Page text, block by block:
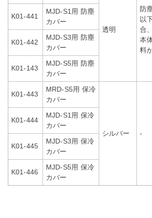
透明
防
以
合、
本
料
K01-441
MJD-S1用 防塵
カバー
K01-442
MJD-S3用 防塵
カバー
K01-143
MJD-S5用 防塵
カバー
K01-443
MRD-S5用 保冷
カバー
シルバー -
K01-444
MJD-S1用 保冷
カバー
K01-445
MJD-S3用 保冷
カバー
K01-446
MJD-S5用 保冷
カバー